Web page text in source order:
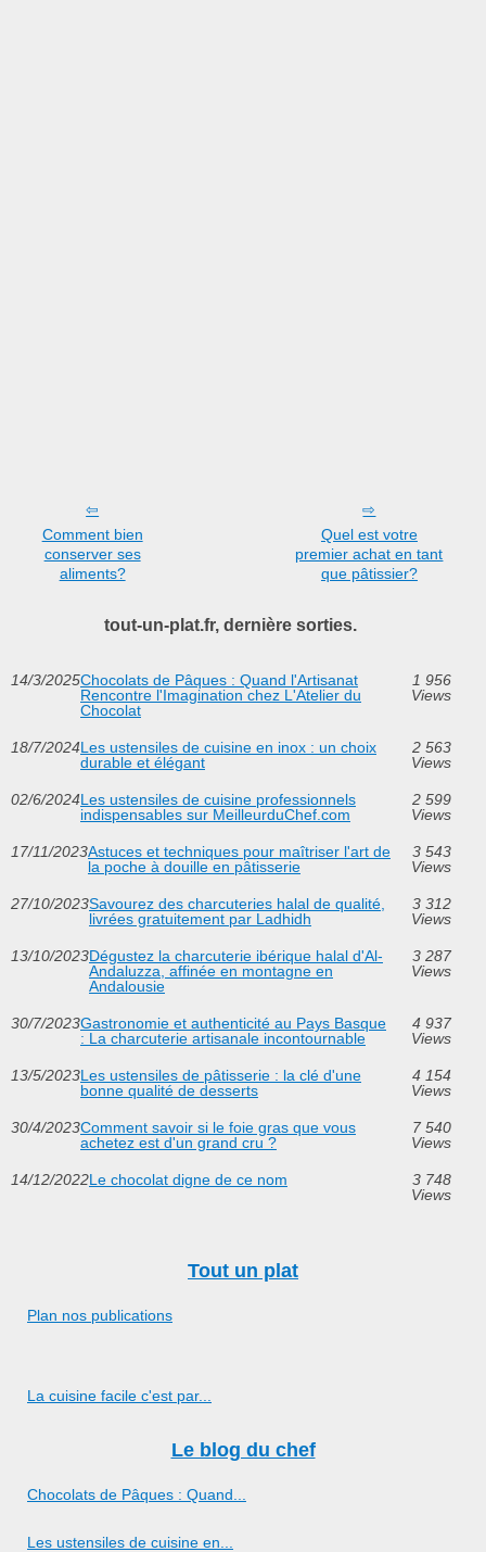
Comment bien
conserver ses
aliments?
Quel est votre
premier achat en tant
que pâtissier?
tout-un-plat.fr, dernière sorties.
14/3/2025Chocolats de Pâques : Quand l'Artisanat
Rencontre l'Imagination chez L'Atelier du
Chocolat
1 956
Views
18/7/2024Les ustensiles de cuisine en inox : un choix
durable et élégant
2 563
Views
02/6/2024Les ustensiles de cuisine professionnels
indispensables sur MeilleurduChef.com
2 599
Views
17/11/2023Astuces et techniques pour maîtriser l'art de
la poche à douille en pâtisserie
3 543
Views
27/10/2023Savourez des charcuteries halal de qualité,
livrées gratuitement par Ladhidh
3 312
Views
13/10/2023Dégustez la charcuterie ibérique halal d'Al-
Andaluzza, affinée en montagne en
Andalousie
3 287
Views
30/7/2023Gastronomie et authenticité au Pays Basque
: La charcuterie artisanale incontournable
4 937
Views
13/5/2023Les ustensiles de pâtisserie : la clé d'une
bonne qualité de desserts
4 154
Views
30/4/2023Comment savoir si le foie gras que vous
achetez est d'un grand cru ?
7 540
Views
14/12/2022Le chocolat digne de ce nom
3 748
Views
Tout un plat
Plan nos publications
La cuisine facile c'est par...
Le blog du chef
Chocolats de Pâques : Quand...
Les ustensiles de cuisine en...